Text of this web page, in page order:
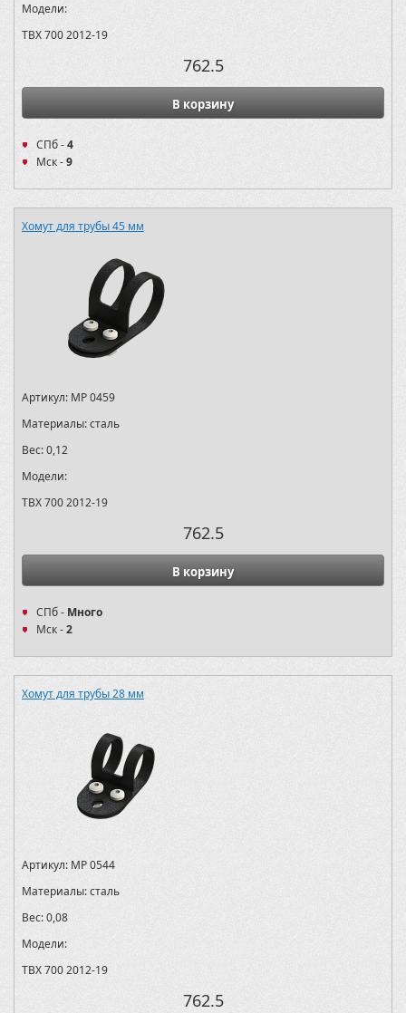
Модели:
TBX 700 2012-19
762.5
В корзину
СПб -4
Мск -9
Хомут для трубы 45 мм
Артикул: MP 0459
Материалы:сталь
Вес:0,12
Модели:
TBX 700 2012-19
762.5
В корзину
СПб - Много
Мск -2
Хомут для трубы 28 мм
Артикул: MP 0544
Материалы:сталь
Вес:0,08
Модели:
TBX 700 2012-19
762.5